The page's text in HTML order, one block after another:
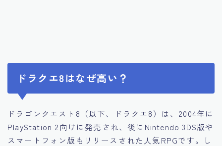
ドラクエ8はなぜ高い？
ドラゴンクエスト8（以下、ドラクエ8）は、2004年に
PlayStation 2向けに発売され、後にNintendo 3DS版や
スマートフォン版もリリースされた人気RPGです。し